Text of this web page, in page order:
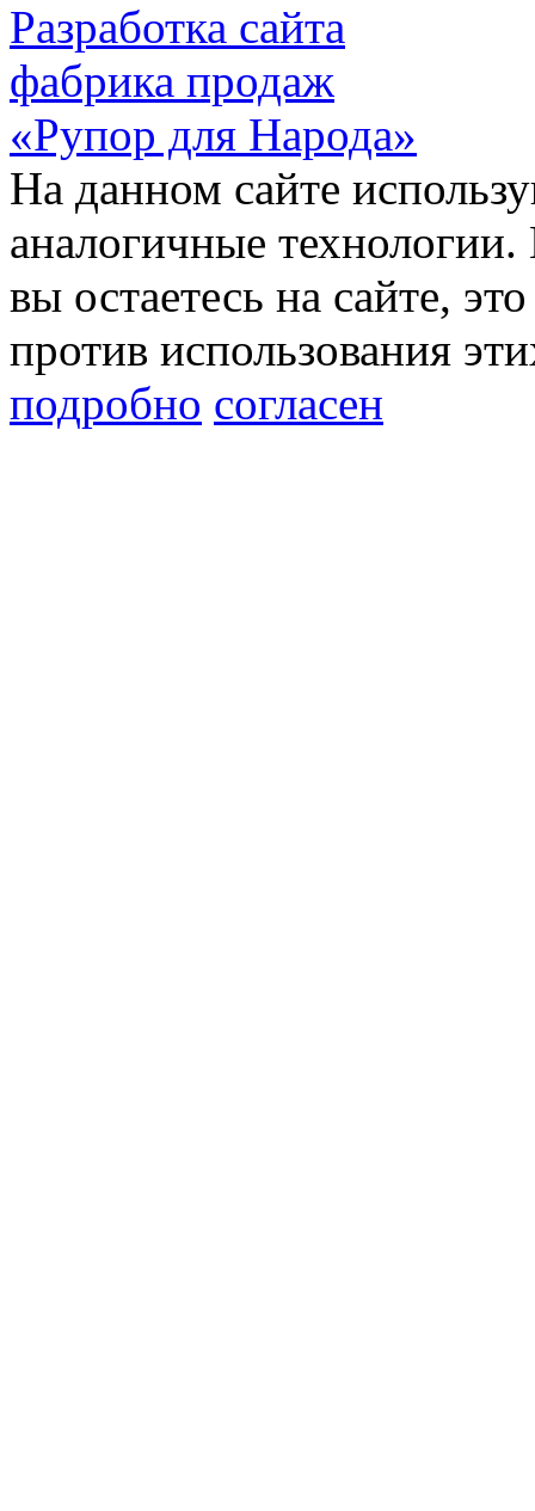
Разработка сайта
фабрика продаж
«Рупор для Народа»
На данном сайте
аналогичные
вы остаетесь на сайте,
против использования
подробно согласен